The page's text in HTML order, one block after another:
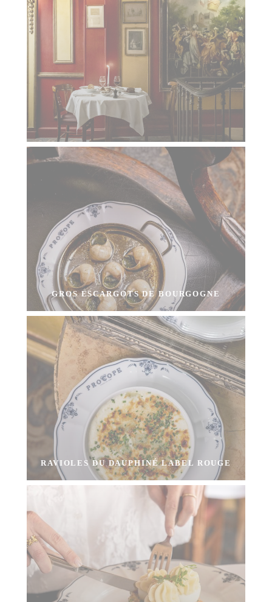
GROS ESCARGOTS DE BOURGOGNE
RAVIOLES DU DAUPHINÉ LABEL ROUGE